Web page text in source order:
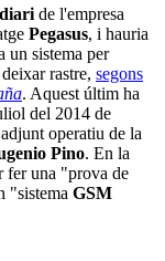
de l'empresa
Pegasus, i hauria
un sistema per
rastre, segons
. Aquest últim ha
del 2014 de
operatiu de la
Pino. En la
fer una "prova de
"sistema GSM